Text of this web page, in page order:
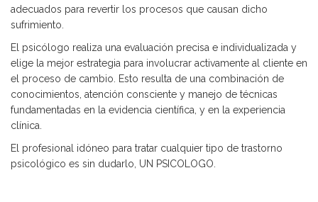
adecuados para revertir los procesos que causan dicho
sufrimiento.
El psicólogo realiza una evaluación precisa e individualizada y
elige la mejor estrategia para involucrar activamente al cliente en
el proceso de cambio. Esto resulta de una combinación de
conocimientos, atención consciente y manejo de técnicas
fundamentadas en la evidencia científica, y en la experiencia
clínica.
El profesional idóneo para tratar cualquier tipo de trastorno
psicológico es sin dudarlo, UN PSICOLOGO.